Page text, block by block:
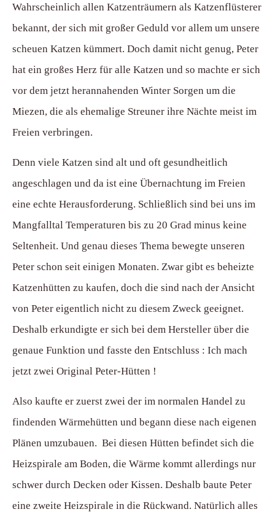
Wahrscheinlich allen Katzenträumern als Katzenflüsterer
bekannt, der sich mit großer Geduld vor allem um unsere
scheuen Katzen kümmert. Doch damit nicht genug, Peter
hat ein großes Herz für alle Katzen und so machte er sich
vor dem jetzt herannahenden Winter Sorgen um die
Miezen, die als ehemalige Streuner ihre Nächte meist im
Freien verbringen.
Denn viele Katzen sind alt und oft gesundheitlich
angeschlagen und da ist eine Übernachtung im Freien
eine echte Herausforderung. Schließlich sind bei uns im
Mangfalltal Temperaturen bis zu 20 Grad minus keine
Seltenheit. Und genau dieses Thema bewegte unseren
Peter schon seit einigen Monaten. Zwar gibt es beheizte
Katzenhütten zu kaufen, doch die sind nach der Ansicht
von Peter eigentlich nicht zu diesem Zweck geeignet.
Deshalb erkundigte er sich bei dem Hersteller über die
genaue Funktion und fasste den Entschluss : Ich mach
jetzt zwei Original Peter-Hütten !
Also kaufte er zuerst zwei der im normalen Handel zu
findenden Wärmehütten und begann diese nach eigenen
Plänen umzubauen. Bei diesen Hütten befindet sich die
Heizspirale am Boden, die Wärme kommt allerdings nur
schwer durch Decken oder Kissen. Deshalb baute Peter
eine zweite Heizspirale in die Rückwand. Natürlich alles